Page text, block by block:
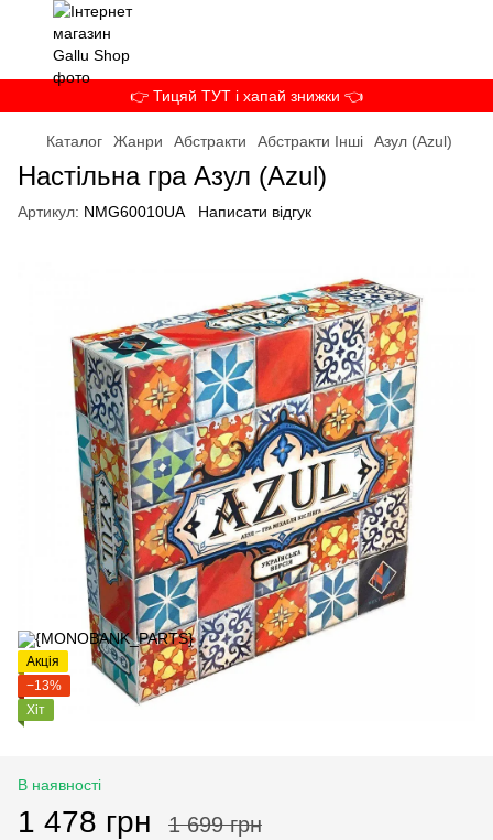
👉 Тицяй ТУТ і хапай знижки 👈
Каталог Жанри Абстракти Абстракти Інші Азул (Azul)
Настільна гра Азул (Azul)
Артикул: NMG60010UA Написати відгук
Акція
−13%
Хіт
В наявності
1 478 грн 1 699 грн